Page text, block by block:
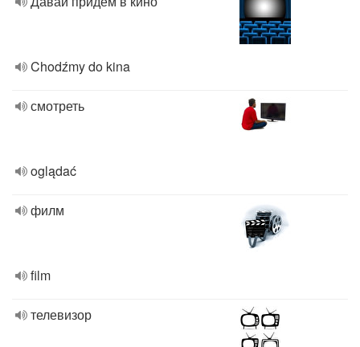
Chodźmy do kina
смотреть
oglądać
филм
film
телевизор